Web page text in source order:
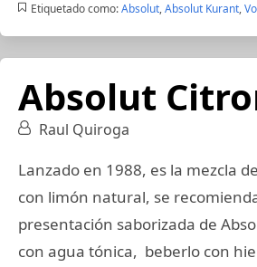
Etiquetado como: Absolut,Absolut Kurant,
Absolut
Raul Quiroga
Lanzado en 1988, es la mezcla
con limón natural, se
presentación saborizada de
con agua tónica, beberlo con